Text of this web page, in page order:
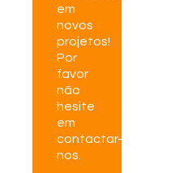
em
novos
projetos!
Por
favor
não
hesite
em
contactar-
nos.